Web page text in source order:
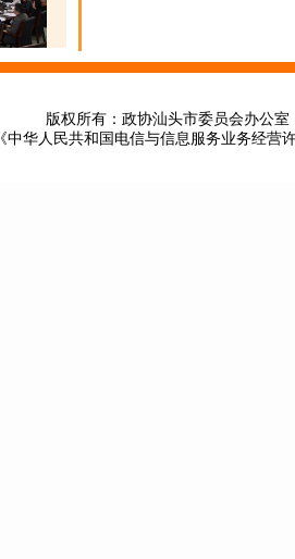
版权所有：政协汕头市委员会办公
《中华人民共和国电信与信息服务业务经营